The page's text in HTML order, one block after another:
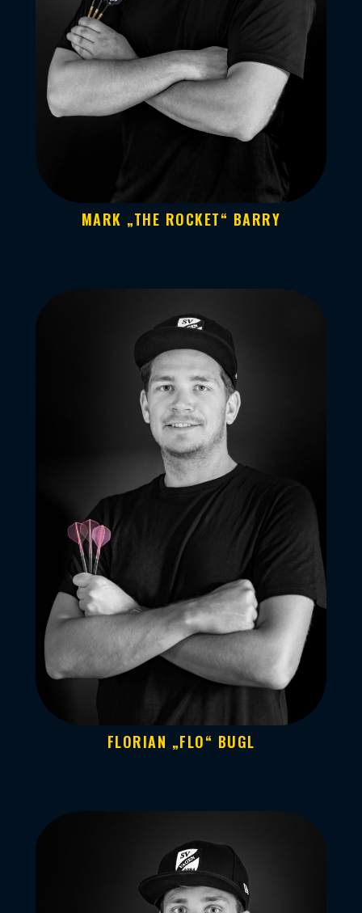
MARK „THE ROCKET“ BARRY
FLORIAN „FLO“ BUGL